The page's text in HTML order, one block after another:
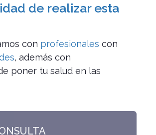
de realizar esta
con profesionales con
, además con
poner tu salud en las